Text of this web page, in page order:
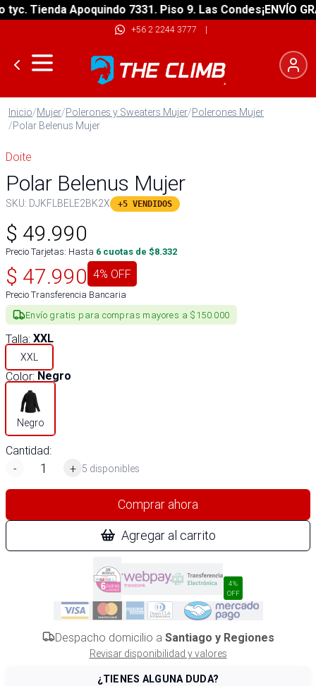
Tienda Apoquindo 7331. Piso 9. Las Condes¡ENVÍO
+56 2 2244 3777 |
Inicio/Mujer/Polerones y Sweaters Mujer/Polerones Mujer
/Polar Belenus Mujer
Doite
Polar Belenus Mujer
SKU: DJKFLBELE2BK2X +5 VENDIDOS
$ 49.990
Precio Tarjetas: Hasta 6 cuotas de $8.332
$ 47.990 4% OFF
Precio Transferencia Bancaria
Envío gratis para compras mayores a $150.000
Talla: XXL
XXL
Color: Negro
Negro
Cantidad:
-
+ 5 disponibles
Comprar ahora
Agregar al carrito
4%
OFF
Despacho domicilio a Santiago y Regiones
Revisar disponibilidad y valores
¿TIENES ALGUNA DUDA?